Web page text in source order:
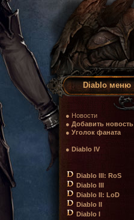
Diablo меню
● Новости
● Добавить новость
● Уголок фаната
● Diablo IV
Diablo III: RoS
Diablo III
Diablo II: LoD
Diablo II
Diablo I